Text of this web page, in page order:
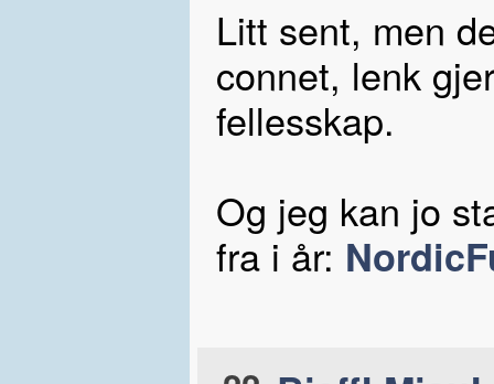
Litt sent, men
connet, lenk
fellesskap.
Og jeg kan jo
fra i år: